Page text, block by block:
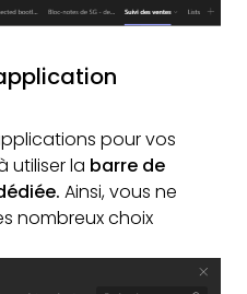
pour vos
utiliser la barre de
Ainsi, vous ne
nombreux choix